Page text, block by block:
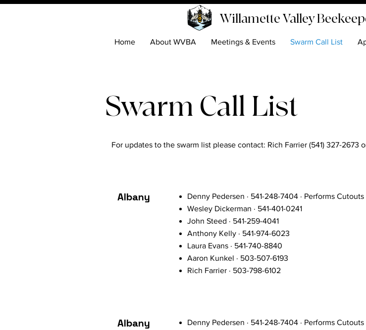
Willamette Valley
Home About WVBA Meetings & Events Swarm Call List
Swarm Call List
For updates to the swarm list please contact: Rich Farrier (541) 327-2673
Albany
Denny Pedersen · 541-248-7404 · Performs Cutouts
Wesley Dickerman · 541-401-0241
John Steed · 541-259-4041
Anthony Kelly · 541-974-6023
Laura Evans · 541-740-8840
Aaron Kunkel · 503-507-6193
Rich Farrier · 503-798-6102
Albany
Denny Pedersen · 541-248-7404 · Performs Cutouts